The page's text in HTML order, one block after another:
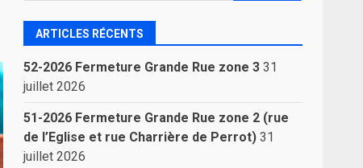
ARTICLES RÉCENTS
52-2026 Fermeture Grande Rue zone 3 31
juillet 2026
51-2026 Fermeture Grande Rue zone 2 (rue
de l’Eglise et rue Charrière de Perrot) 31
juillet 2026